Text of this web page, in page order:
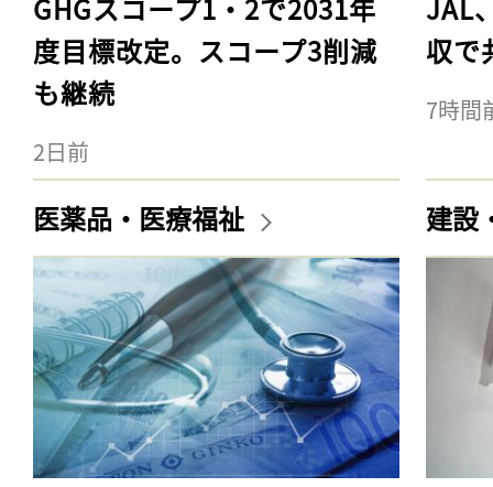
GHGスコープ1・2で2031年
度目標改定。スコープ3削減
も継続
2日前
JAL
収で
7時間
医薬品・医療福祉 建設